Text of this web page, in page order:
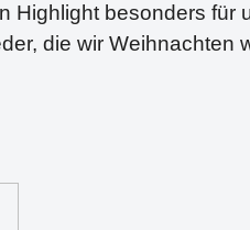
Highlight besonders für
die wir